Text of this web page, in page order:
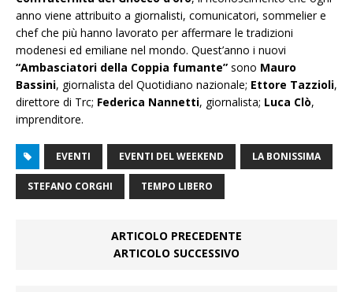
anno viene attribuito a giornalisti, comunicatori, sommelier e
chef che più hanno lavorato per affermare le tradizioni
modenesi ed emiliane nel mondo. Quest’anno i nuovi
“Ambasciatori della Coppia fumante” sono Mauro
Bassini, giornalista del Quotidiano nazionale; Ettore Tazzioli,
direttore di Trc; Federica Nannetti, giornalista; Luca Clò,
imprenditore.
EVENTI EVENTI DEL WEEKEND LA BONISSIMA
STEFANO CORGHI TEMPO LIBERO
ARTICOLO PRECEDENTE
ARTICOLO SUCCESSIVO